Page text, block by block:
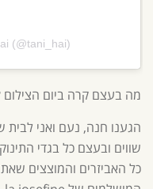
(@tani_hai)
מה בעצם קרה ביום הצילום ?
הגענו חנה, נעם ואני לבית
שווים ובעצם כל בגדי
כל האביזרים והמוצצים